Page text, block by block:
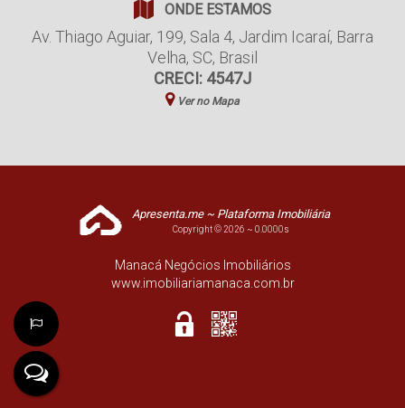
ONDE ESTAMOS
Av. Thiago Aguiar, 199, Sala 4, Jardim Icaraí, Barra
Velha, SC, Brasil
CRECI: 4547J
Ver no Mapa
Apresenta.me ~ Plataforma Imobiliária
Copyright © 2026 ~ 0.0000s
Manacá Negócios Imobiliários
www.imobiliariamanaca.com.br